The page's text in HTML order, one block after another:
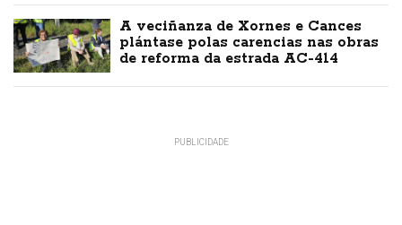
A veciñanza de Xornes e Cances
plántase polas carencias nas obras
de reforma da estrada AC-414